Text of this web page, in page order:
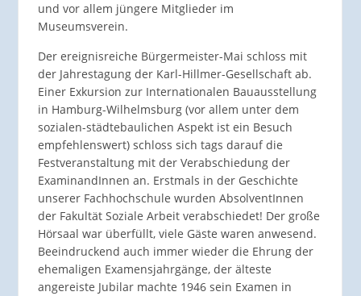
und vor allem jüngere Mitglieder im
Museumsverein.
Der ereignisreiche Bürgermeister-Mai schloss mit
der Jahrestagung der Karl-Hillmer-Gesellschaft ab.
Einer Exkursion zur Internationalen Bauausstellung
in Hamburg-Wilhelmsburg (vor allem unter dem
sozialen-städtebaulichen Aspekt ist ein Besuch
empfehlenswert) schloss sich tags darauf die
Festveranstaltung mit der Verabschiedung der
ExaminandInnen an. Erstmals in der Geschichte
unserer Fachhochschule wurden AbsolventInnen
der Fakultät Soziale Arbeit verabschiedet! Der große
Hörsaal war überfüllt, viele Gäste waren anwesend.
Beeindruckend auch immer wieder die Ehrung der
ehemaligen Examensjahrgänge, der älteste
angereiste Jubilar machte 1946 sein Examen in